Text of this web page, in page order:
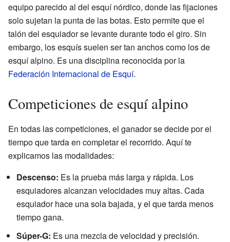
equipo parecido al del esquí nórdico, donde las fijaciones
solo sujetan la punta de las botas. Esto permite que el
talón del esquiador se levante durante todo el giro. Sin
embargo, los esquís suelen ser tan anchos como los de
esquí alpino. Es una disciplina reconocida por la
Federación Internacional de Esquí.
Competiciones de esquí alpino
En todas las competiciones, el ganador se decide por el
tiempo que tarda en completar el recorrido. Aquí te
explicamos las modalidades:
Descenso: Es la prueba más larga y rápida. Los
esquiadores alcanzan velocidades muy altas. Cada
esquiador hace una sola bajada, y el que tarda menos
tiempo gana.
Súper-G: Es una mezcla de velocidad y precisión.